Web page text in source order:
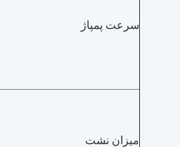
سرعت پمپاژ
میزان نشت